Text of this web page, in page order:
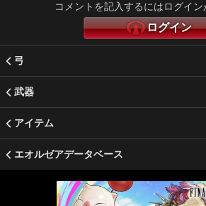
コメントを記入するにはログイン
ログイン
弓
武器
アイテム
エオルゼアデータベース